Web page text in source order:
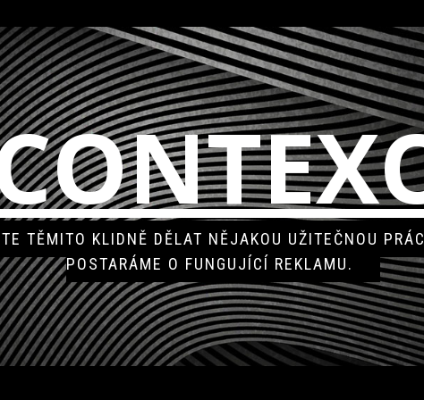
TĚMITO KLIDNĚ DĚLAT NĚJAKOU UŽITEČNOU
POSTARÁME O FUNGUJÍCÍ REKLAMU.